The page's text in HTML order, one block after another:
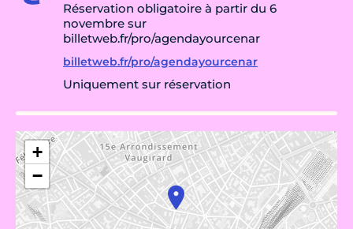
Réservation obligatoire à partir du 6
novembre sur
billetweb.fr/pro/agendayourcenar
billetweb.fr/pro/agendayourcenar
Uniquement sur réservation
+
−